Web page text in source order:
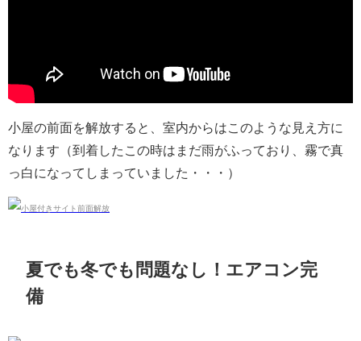
小屋の前面を解放すると、室内からはこのような見え方に
なります（到着したこの時はまだ雨がふっており、霧で真
っ白になってしまっていました・・・）
夏でも冬でも問題なし！エアコン完
備